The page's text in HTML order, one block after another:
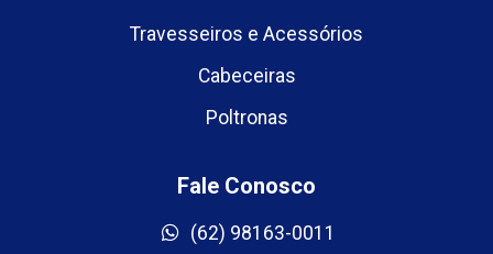
Travesseiros e Acessórios
Cabeceiras
Poltronas
Fale Conosco
(62) 98163-0011